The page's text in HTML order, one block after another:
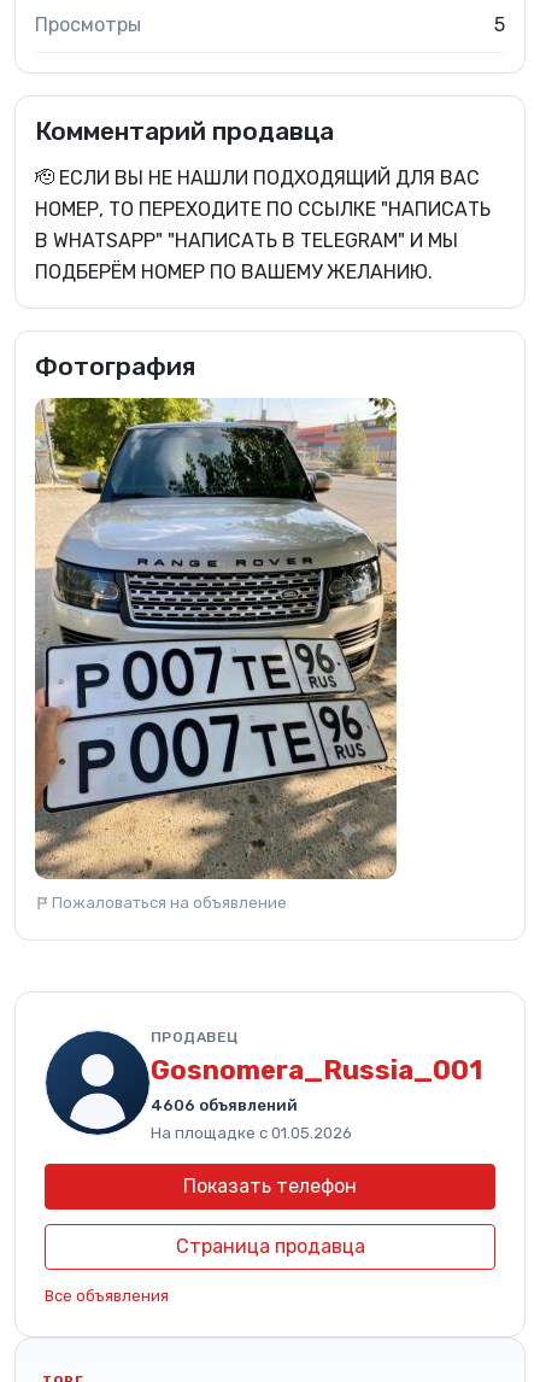
Просмотры 5
Комментарий продавца
🫡 ЕСЛИ ВЫ НЕ НАШЛИ ПОДХОДЯЩИЙ ДЛЯ ВАС
НОМЕР, ТО ПЕРЕХОДИТЕ ПО ССЫЛКЕ "НАПИСАТЬ
В WHATSAPP" "НАПИСАТЬ В TELEGRAM" И МЫ
ПОДБЕРЁМ НОМЕР ПО ВАШЕМУ ЖЕЛАНИЮ.
Фотография
Пожаловаться на объявление
ПРОДАВЕЦ
Gosnomera_Russia_001
4606 объявлений
На площадке с 01.05.2026
Показать телефон
Страница продавца
Все объявления